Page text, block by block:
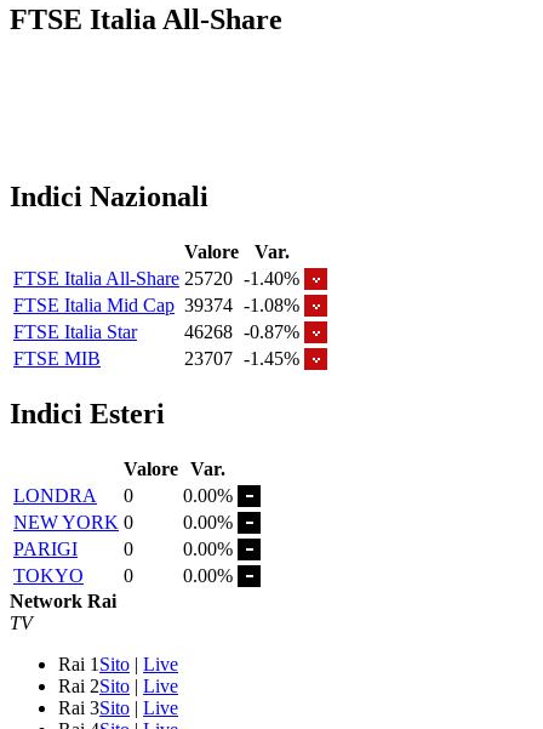
FTSE Italia All-Share
Indici Nazionali
Valore
Var.
FTSE Italia All-Share 25720 -1.40%
FTSE Italia Mid Cap 39374 -1.08%
FTSE Italia Star
46268 -0.87%
FTSE MIB
23707 -1.45%
Indici Esteri
Valore Var.
LONDRA
0
0.00%
NEW YORK 0
0.00%
PARIGI
0
0.00%
TOKYO
0
0.00%
Network Rai
TV
Rai 1 Sito | Live
Rai 2Sito | Live
Rai 3Sito | Live